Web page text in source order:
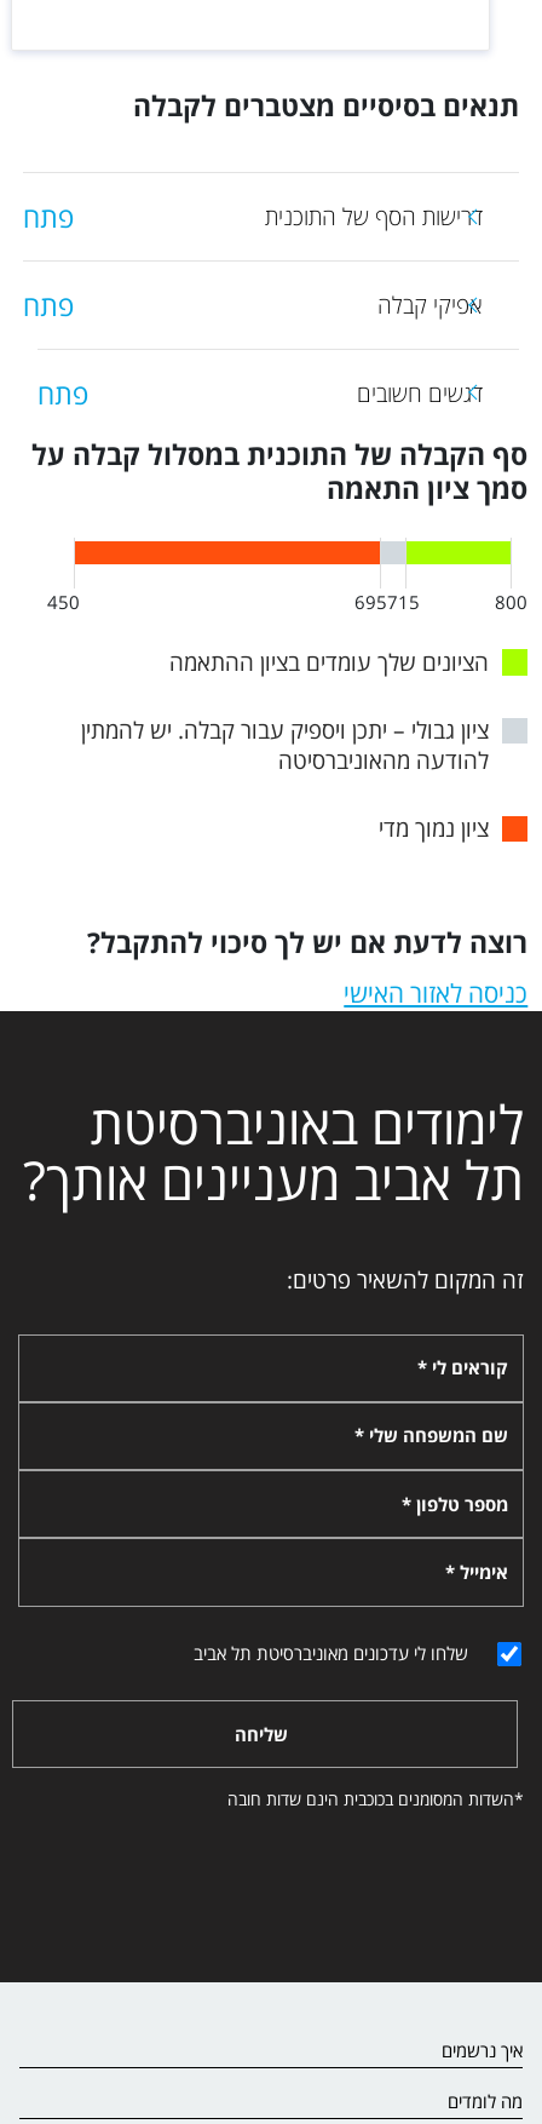
תנאים בסיסיים מצטברים לקבלה
דרישות הסף של התוכנית פתח
אפיקי קבלה פתח
דגשים חשובים
פתח
סף הקבלה של התוכנית במסלול קבלה על
סמך ציון התאמה
800
715
695
450
הציונים שלך עומדים בציון ההתאמה
ציון גבולי – יתכן ויספיק עבור קבלה. יש להמתין
להודעה מהאוניברסיטה
ציון נמוך מדי
רוצה לדעת אם יש לך סיכוי להתקבל?
כניסה לאזור האישי
לימודים באוניברסיטת
תל אביב מעניינים אותך?
זה המקום להשאיר פרטים:
קוראים לי *
שם המשפחה שלי *
מספר טלפון *
אימייל *
שלחו לי עדכונים מאוניברסיטת תל אביב
שליחה
*השדות המסומנים בכוכבית הינם שדות חובה
איך נרשמים
מה לומדים